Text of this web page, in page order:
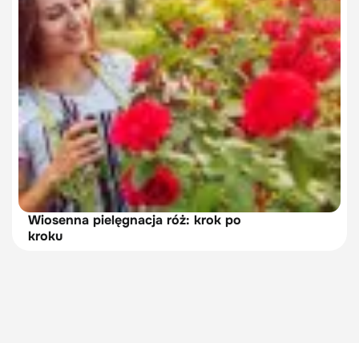
Wiosenna pielęgnacja róż: krok po
kroku